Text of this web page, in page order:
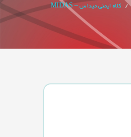
کلاه ایمنی میداس – MIDAS